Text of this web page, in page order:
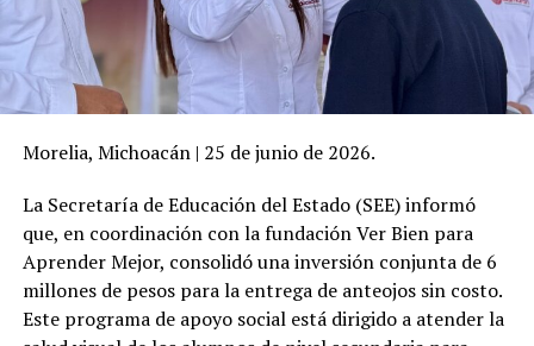
Morelia, Michoacán | 25 de junio de 2026.
La Secretaría de Educación del Estado (SEE) informó
que, en coordinación con la fundación Ver Bien para
Aprender Mejor, consolidó una inversión conjunta de 6
millones de pesos para la entrega de anteojos sin costo.
Este programa de apoyo social está dirigido a atender la